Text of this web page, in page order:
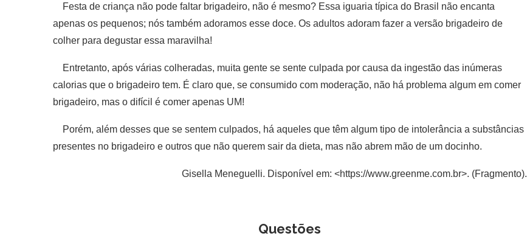
Festa de criança não pode faltar brigadeiro, não é mesmo? Essa iguaria típica do Brasil não encanta
apenas os pequenos; nós também adoramos esse doce. Os adultos adoram fazer a versão brigadeiro de
colher para degustar essa maravilha!
Entretanto, após várias colheradas, muita gente se sente culpada por causa da ingestão das inúmeras
calorias que o brigadeiro tem. É claro que, se consumido com moderação, não há problema algum em comer
brigadeiro, mas o difícil é comer apenas UM!
Porém, além desses que se sentem culpados, há aqueles que têm algum tipo de intolerância a substâncias
presentes no brigadeiro e outros que não querem sair da dieta, mas não abrem mão de um docinho.
Gisella Meneguelli. Disponível em: <https://www.greenme.com.br>. (Fragmento).
Questões